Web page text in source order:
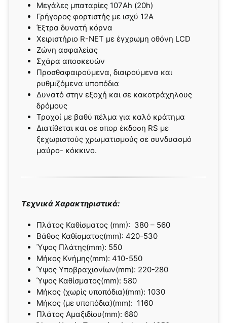
Μεγάλες μπαταρίες 107Ah (20h)
Γρήγορος φορτιστής με ισχύ 12Α
Έξτρα δυνατή κόρνα
Χειριστήριο R-NET με έγχρωμη οθόνη LCD
Ζώνη ασφαλείας
Σχάρα αποσκευών
Προσθαφαιρούμενα, διαιρούμενα και
ρυθμιζόμενα υποπόδια
Δυνατό στην εξοχή και σε κακοτράχηλους
δρόμους
Τροχοί με βαθύ πέλμα για καλό κράτημα
Διατίθεται και σε σπορ έκδοση RS με
ξεχωριστούς χρωματισμούς σε συνδυασμό
μαύρο- κόκκινο.
Τεχνικά Χαρακτηριστικά:
Πλάτος Καθίσματος (mm): 380 – 560
Βάθος Καθίσματος(mm): 420-530
Ύψος Πλάτης(mm): 550
Μήκος Κνήμης(mm): 410-550
Ύψος Υποβραχιονίων(mm): 220-280
Ύψος Καθίσματος(mm): 580
Μήκος (χωρίς υποπόδια)(mm): 1030
Μήκος (με υποπόδια)(mm): 1160
Πλάτος Αμαξιδίου(mm): 680